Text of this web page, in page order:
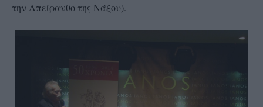
την Απείρανθο της Νάξου).